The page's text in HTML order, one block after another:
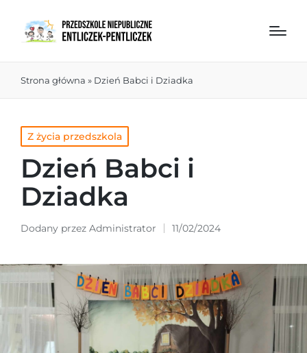
Strona główna » Dzień Babci i Dziadka
Z życia przedszkola
Dzień Babci i
Dziadka
Dodany przez Administrator 11/02/2024